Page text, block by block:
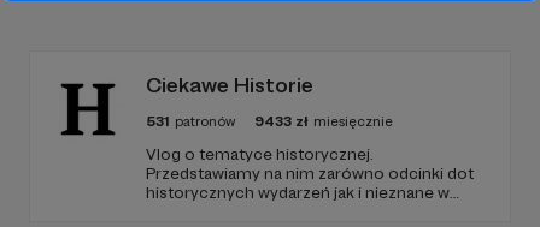
Ciekawe Historie
531 patronów 9433 zł miesięcznie
Vlog o tematyce historycznej.
Przedstawiamy na nim zarówno odcinki dot
historycznych wydarzeń jak i nieznane w